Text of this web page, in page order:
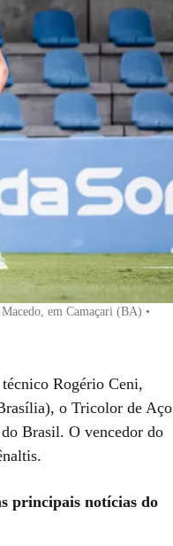
em Camaçari (BA) •
Rogério Ceni,
o Tricolor de Aço
Brasil. O vencedor do
principais notícias do